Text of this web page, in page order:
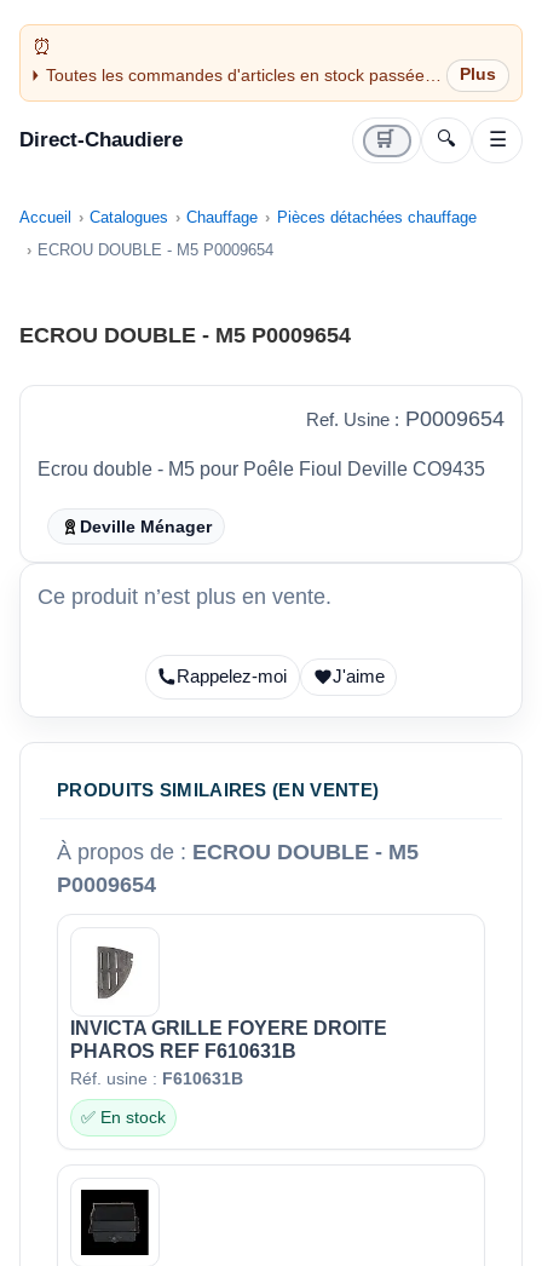
Toutes les commandes d'articles en stock passées
avant 14H sont expédiées le jour même (jours
Direct-Chaudiere 🛒 🔍 ☰
Accueil Catalogues Chauffage
Pièces détachées chauffage
ECROU DOUBLE - M5 P0009654
ECROU DOUBLE - M5 P0009654
Ref. Usine : P0009654
Ecrou double - M5 pour Poêle Fioul Deville CO9435
Deville Ménager
Ce produit n’est plus en vente.
Rappelez-moi J'aime
PRODUITS SIMILAIRES (EN VENTE)
À propos de : ECROU DOUBLE - M5
P0009654
INVICTA GRILLE FOYERE DROITE
PHAROS REF F610631B
Réf. usine : F610631B
✅ En stock